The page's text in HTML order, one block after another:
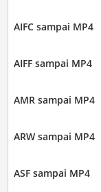
AIFC sampai MP4
AIFF sampai MP4
AMR sampai MP4
ARW sampai MP4
ASF sampai MP4